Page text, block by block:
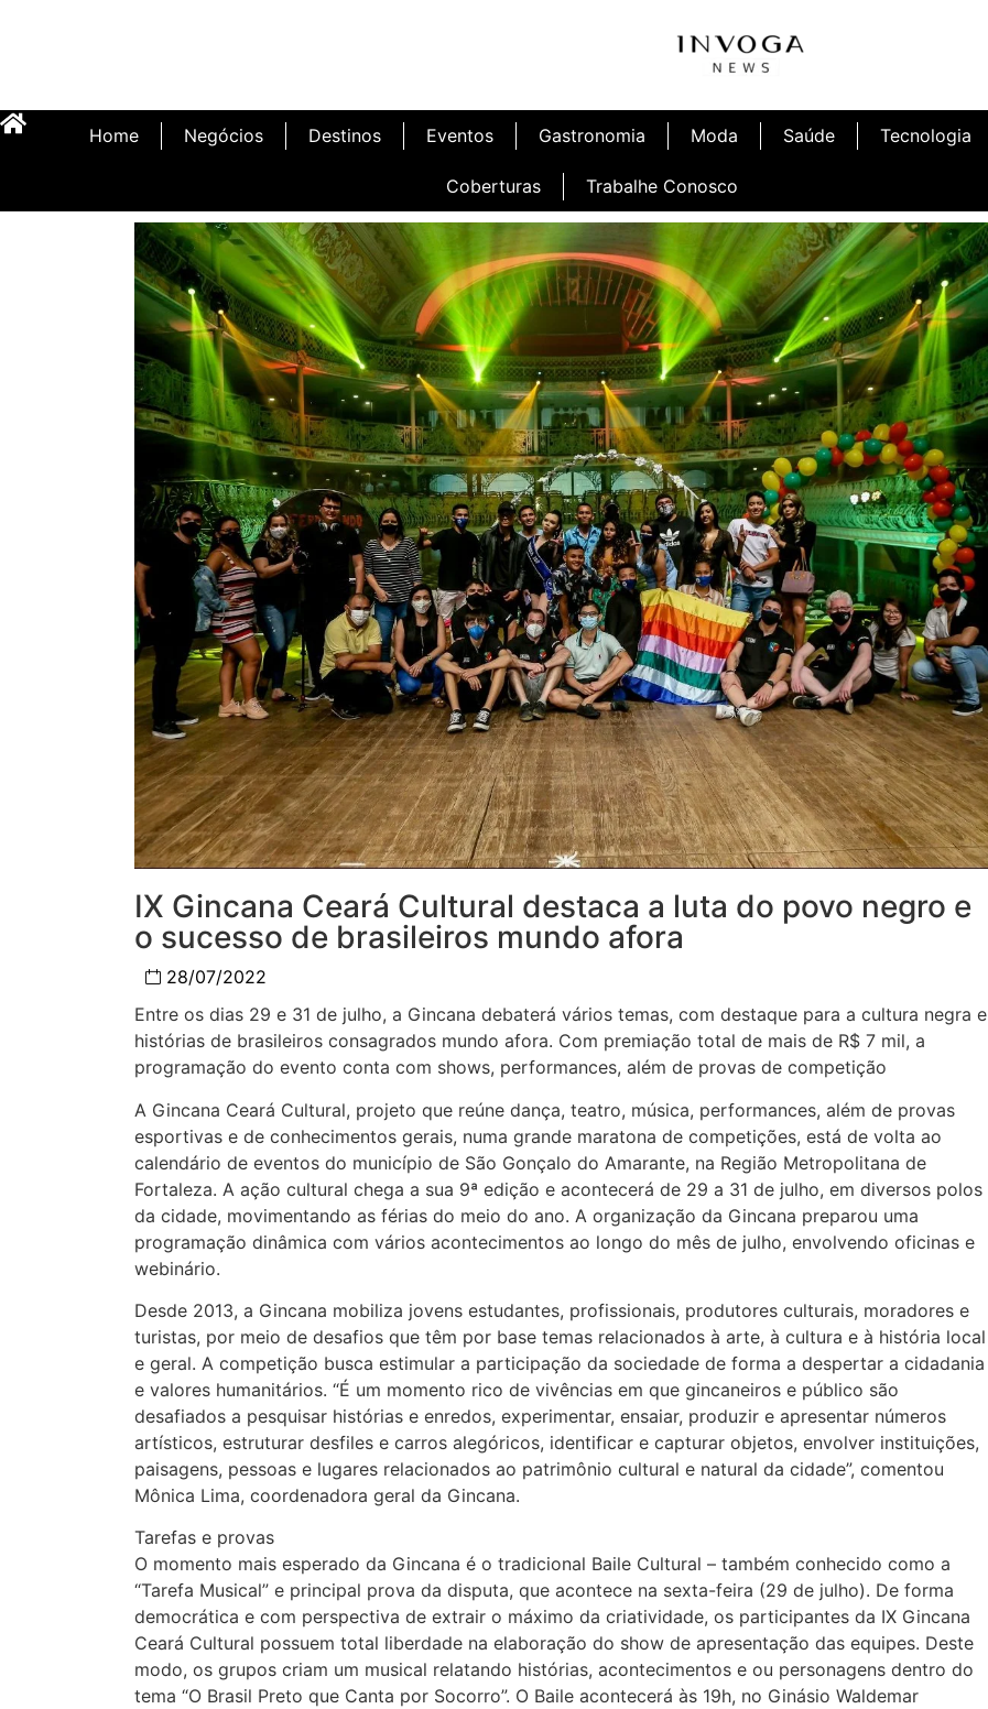
Home Negócios Destinos Eventos Gastronomia Moda Saúde Tecnologia
Coberturas Trabalhe Conosco
IX Gincana Ceará Cultural destaca a luta do povo negro e
o sucesso de brasileiros mundo afora
28/07/2022
Entre os dias 29 e 31 de julho, a Gincana debaterá vários temas, com destaque para a cultura negra e
histórias de brasileiros consagrados mundo afora. Com premiação total de mais de R$ 7 mil, a
programação do evento conta com shows, performances, além de provas de competição
A Gincana Ceará Cultural, projeto que reúne dança, teatro, música, performances, além de provas
esportivas e de conhecimentos gerais, numa grande maratona de competições, está de volta ao
calendário de eventos do município de São Gonçalo do Amarante, na Região Metropolitana de
Fortaleza. A ação cultural chega a sua 9ª edição e acontecerá de 29 a 31 de julho, em diversos polos
da cidade, movimentando as férias do meio do ano. A organização da Gincana preparou uma
programação dinâmica com vários acontecimentos ao longo do mês de julho, envolvendo oficinas e
webinário.
Desde 2013, a Gincana mobiliza jovens estudantes, profissionais, produtores culturais, moradores e
turistas, por meio de desafios que têm por base temas relacionados à arte, à cultura e à história local
e geral. A competição busca estimular a participação da sociedade de forma a despertar a cidadania
e valores humanitários. “É um momento rico de vivências em que gincaneiros e público são
desafiados a pesquisar histórias e enredos, experimentar, ensaiar, produzir e apresentar números
artísticos, estruturar desfiles e carros alegóricos, identificar e capturar objetos, envolver instituições,
paisagens, pessoas e lugares relacionados ao patrimônio cultural e natural da cidade”, comentou
Mônica Lima, coordenadora geral da Gincana.
Tarefas e provas
O momento mais esperado da Gincana é o tradicional Baile Cultural – também conhecido como a
“Tarefa Musical” e principal prova da disputa, que acontece na sexta-feira (29 de julho). De forma
democrática e com perspectiva de extrair o máximo da criatividade, os participantes da IX Gincana
Ceará Cultural possuem total liberdade na elaboração do show de apresentação das equipes. Deste
modo, os grupos criam um musical relatando histórias, acontecimentos e ou personagens dentro do
tema “O Brasil Preto que Canta por Socorro”. O Baile acontecerá às 19h, no Ginásio Waldemar
Inauguração Illa Café Inauguração Ninetto Fortaleza